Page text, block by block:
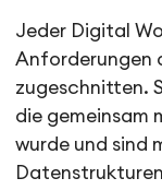
Jeder Digital
Anforderungen
zugeschnitten.
die gemeinsam
wurde und sind